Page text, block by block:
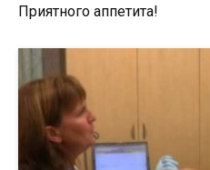
Приятного аппетита!